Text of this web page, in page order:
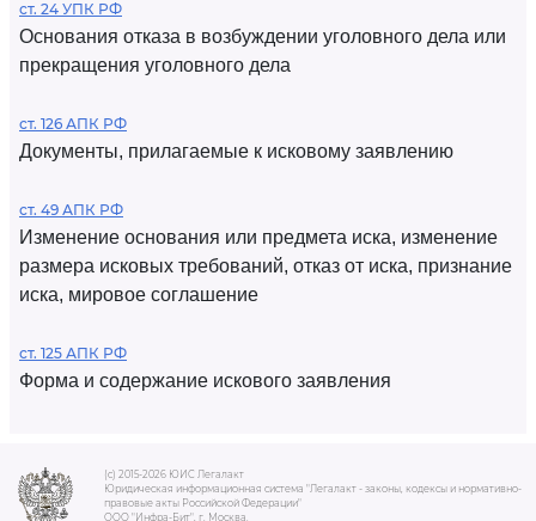
ст. 24 УПК РФ
Основания отказа в возбуждении уголовного дела или
прекращения уголовного дела
ст. 126 АПК РФ
Документы, прилагаемые к исковому заявлению
ст. 49 АПК РФ
Изменение основания или предмета иска, изменение
размера исковых требований, отказ от иска, признание
иска, мировое соглашение
ст. 125 АПК РФ
Форма и содержание искового заявления
(c) 2015-2026 ЮИС Легалакт
Юридическая информационная система "Легалакт - законы, кодексы и нормативно-
правовые акты Российской Федерации"
ООО "Инфра-Бит", г. Москва.